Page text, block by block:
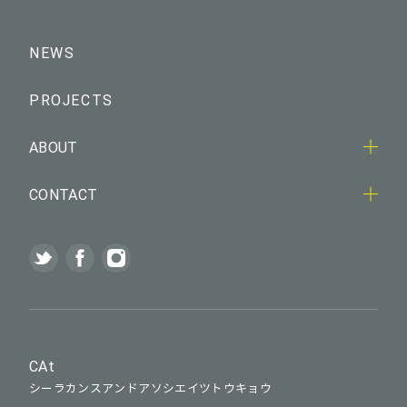
NEWS
PROJECTS
ABOUT
CONTACT
CAt
シーラカンスアンドアソシエイツトウキョウ